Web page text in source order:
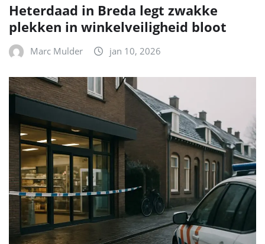
Heterdaad in Breda legt zwakke
plekken in winkelveiligheid bloot
Marc Mulder jan 10, 2026